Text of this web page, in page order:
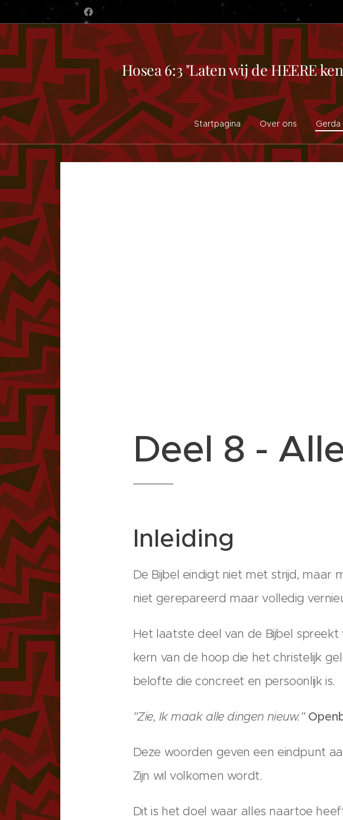
Hosea 6:3 "Laten wij de HEERE
Startpagina Over ons Gerda
Deel 8 -
Inleiding
De Bijbel eindigt niet met strijd,
niet gerepareerd maar volledig
Het laatste deel van de Bijbel
kern van de hoop die het christelijk
belofte die concreet en persoonlijk is.
"Zie, Ik maak alle dingen nieuw."
Deze woorden geven een eindpunt
Zijn wil volkomen wordt.
Dit is het doel waar alles naartoe